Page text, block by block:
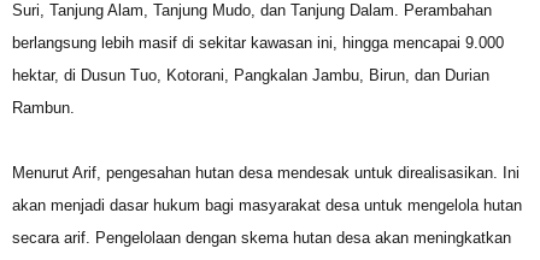
Suri, Tanjung Alam, Tanjung Mudo, dan Tanjung Dalam. Perambahan
berlangsung lebih masif di sekitar kawasan ini, hingga mencapai 9.000
hektar, di Dusun Tuo, Kotorani, Pangkalan Jambu, Birun, dan Durian
Rambun.
Menurut Arif, pengesahan hutan desa mendesak untuk direalisasikan. Ini
akan menjadi dasar hukum bagi masyarakat desa untuk mengelola hutan
secara arif. Pengelolaan dengan skema hutan desa akan meningkatkan